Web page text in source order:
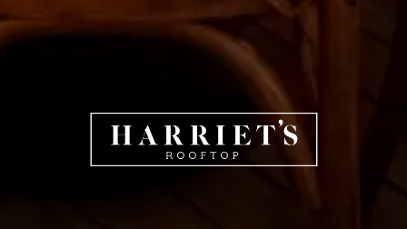
HARRIET'S